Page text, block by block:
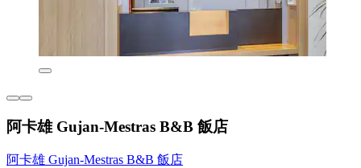
阿卡雄 Gujan-Mestras B&B 飯店
阿卡雄 Gujan-Mestras B&B 飯店